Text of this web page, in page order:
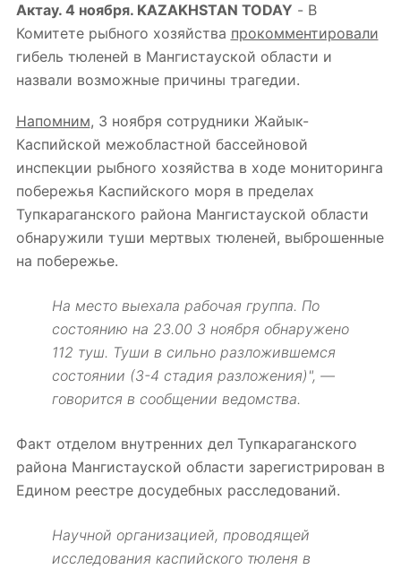
Актау. 4 ноября. KAZAKHSTAN TODAY - В
Комитете рыбного хозяйства прокомментировали
гибель тюленей в Мангистауской области и
назвали возможные причины трагедии.
Напомним, 3 ноября сотрудники Жайык-
Каспийской межобластной бассейновой
инспекции рыбного хозяйства в ходе мониторинга
побережья Каспийского моря в пределах
Тупкараганского района Мангистауской области
обнаружили туши мертвых тюленей, выброшенные
на побережье.
На место выехала рабочая группа. По
состоянию на 23.00 3 ноября обнаружено
112 туш. Туши в сильно разложившемся
состоянии (3-4 стадия разложения)", —
говорится в сообщении ведомства.
Факт отделом внутренних дел Тупкараганского
района Мангистауской области зарегистрирован в
Едином реестре досудебных расследований.
Научной организацией, проводящей
исследования каспийского тюленя в